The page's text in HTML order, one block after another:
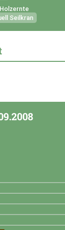
Seilkran